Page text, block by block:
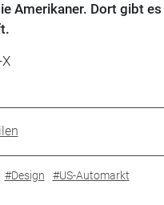
Amerikaner. Dort gibt
#Design #US-Automarkt